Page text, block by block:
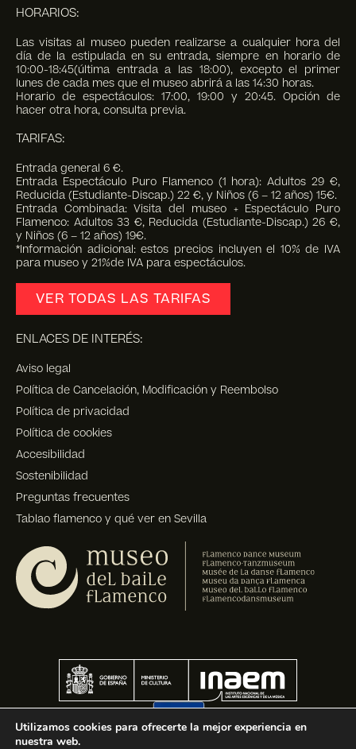
HORARIOS:
Las visitas al museo pueden realizarse a cualquier hora del
día de la estipulada en su entrada, siempre en horario de
10:00-18:45(última entrada a las 18:00), excepto el primer
lunes de cada mes que el museo abrirá a las 14:30 horas.
Horario de espectáculos: 17:00, 19:00 y 20:45. Opción de
hacer otra hora, consulta previa.
TARIFAS:
Entrada general 6 €.
Entrada Espectáculo Puro Flamenco (1 hora): Adultos 29 €,
Reducida (Estudiante-Discap.) 22 €, y Niños (6 – 12 años) 15€.
Entrada Combinada: Visita del museo + Espectáculo Puro
Flamenco: Adultos 33 €, Reducida (Estudiante-Discap.) 26 €,
y Niños (6 – 12 años) 19€.
*Información adicional: estos precios incluyen el 10% de IVA
para museo y 21%de IVA para espectáculos.
VER TODAS LAS TARIFAS
ENLACES DE INTERÉS:
Aviso legal
Política de Cancelación, Modificación y Reembolso
Política de privacidad
Política de cookies
Accesibilidad
Sostenibilidad
Preguntas frecuentes
Tablao flamenco y qué ver en Sevilla
Utilizamos cookies para ofrecerte la mejor experiencia en
nuestra web.